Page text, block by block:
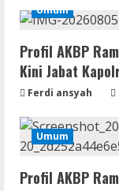
Umum
Profil AKBP
Kini Jabat
Ferdi ansyah
Umum
Profil AKBP